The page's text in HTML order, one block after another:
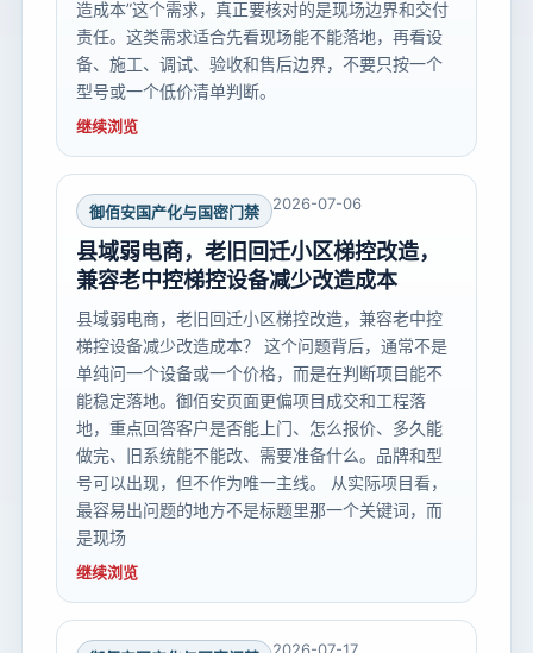
造成本”这个需求，真正要核对的是现场边界和交付
责任。这类需求适合先看现场能不能落地，再看设
备、施工、调试、验收和售后边界，不要只按一个
型号或一个低价清单判断。
继续浏览
御佰安国产化与国密门禁 2026-07-06
县域弱电商，老旧回迁小区梯控改造，
兼容老中控梯控设备减少改造成本
县域弱电商，老旧回迁小区梯控改造，兼容老中控
梯控设备减少改造成本？ 这个问题背后，通常不是
单纯问一个设备或一个价格，而是在判断项目能不
能稳定落地。御佰安页面更偏项目成交和工程落
地，重点回答客户是否能上门、怎么报价、多久能
做完、旧系统能不能改、需要准备什么。品牌和型
号可以出现，但不作为唯一主线。 从实际项目看，
最容易出问题的地方不是标题里那一个关键词，而
是现场
继续浏览